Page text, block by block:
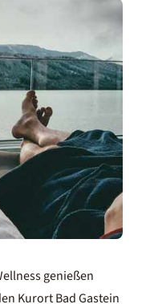
genießen
Kurort Bad Gastein